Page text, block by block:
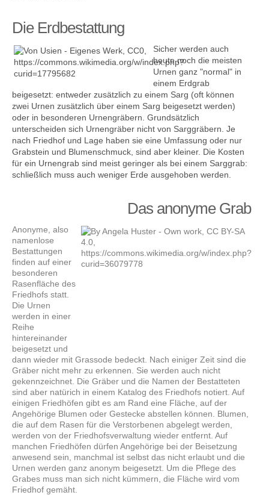
Die Erdbestattung
Sicher werden auch
heute noch die meisten
Urnen ganz "normal" in
einem Erdgrab
beigesetzt: entweder zusätzlich zu einem Sarg (oft können
zwei Urnen zusätzlich über einem Sarg beigesetzt werden)
oder in besonderen Urnengräbern. Grundsätzlich
unterscheiden sich Urnengräber nicht von Sarggräbern. Je
nach Friedhof und Lage haben sie eine Umfassung oder nur
Grabstein und Blumenschmuck, sind aber kleiner. Die Kosten
für ein Urnengrab sind meist geringer als bei einem Sarggrab:
schließlich muss auch weniger Erde ausgehoben werden.
Das anonyme Grab
Anonyme, also
namenlose
Bestattungen
finden auf einer
besonderen
Rasenfläche des
Friedhofs statt.
Die Urnen
werden in einer
Reihe
hintereinander
beigesetzt und
dann wieder mit Grassode bedeckt. Nach einiger Zeit sind die
Gräber nicht mehr zu erkennen. Sie werden auch nicht
gekennzeichnet. Die Gräber und die Namen der Bestatteten
sind aber natürich in einem Katalog des Friedhofs notiert. Auf
einigen Friedhöfen gibt es am Rand eine Fläche, auf der
Angehörige Blumen oder Gestecke abstellen können. Blumen,
die auf dem Rasen für die Verstorbenen abgelegt werden,
werden von der Friedhofsverwaltung wieder entfernt. Auf
manchen Friedhöfen dürfen Angehörige bei der Beisetzung
anwesend sein, manchmal ist selbst das nicht erlaubt und die
Urnen werden ganz anonym beigesetzt. Um die Pflege des
Grabes muss man sich nicht kümmern, die Fläche wird vom
Friedhof gemäht.